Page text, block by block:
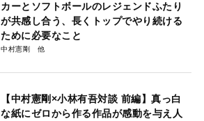
カーとソフトボールのレジェンドふたり
が共感し合う、長くトップでやり続ける
ために必要なこと
中村憲剛
【中村憲剛×小林有吾対談 前編】真っ白
な紙にゼロから作る作品が感動を与え人